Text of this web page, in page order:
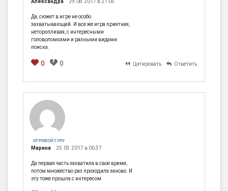
Александра 29.08.2017 в 21:05
Да, сюжет в игре не особо
захватывающий. И все же игра приятная,
неторопливая, с интересными
головоломками и разными видами
поиска.
0 0 Цитировать Ответить
ИГРОВОЙ ГУРУ
Марина 25.03.2017 в 06:37
Да первая часть захватила в свое время,
потом множество раз проходила заново. И
эту тоже прошла с интересом